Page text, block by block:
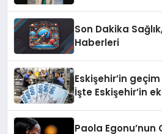
Son Dakika
Haberleri
Eskişehir’in
İşte Eskişehir’in
Paola